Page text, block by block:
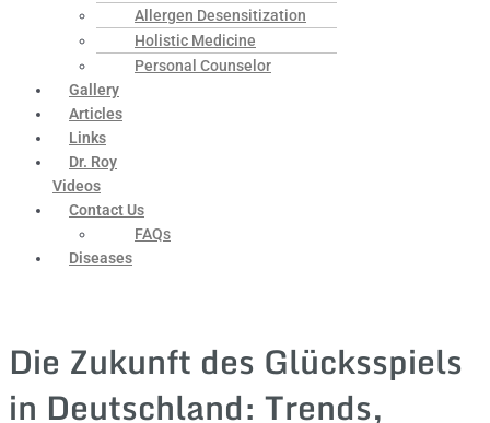
Allergen Desensitization
Holistic Medicine
Personal Counselor
Gallery
Articles
Links
Dr. Roy
Videos
Contact Us
FAQs
Diseases
Die Zukunft des Glücksspiels
in Deutschland: Trends,